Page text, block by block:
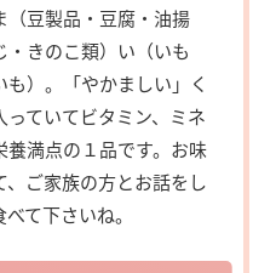
（豆製品・豆腐・油揚
きのこ類）い（いも
）。「やかましい」く
ていてビタミン、ミネ
養満点の１品です。お味
ご家族の方とお話をし
て下さいね。